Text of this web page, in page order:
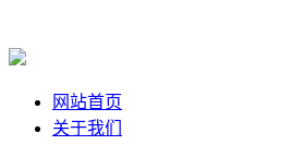
网站首页
关于我们